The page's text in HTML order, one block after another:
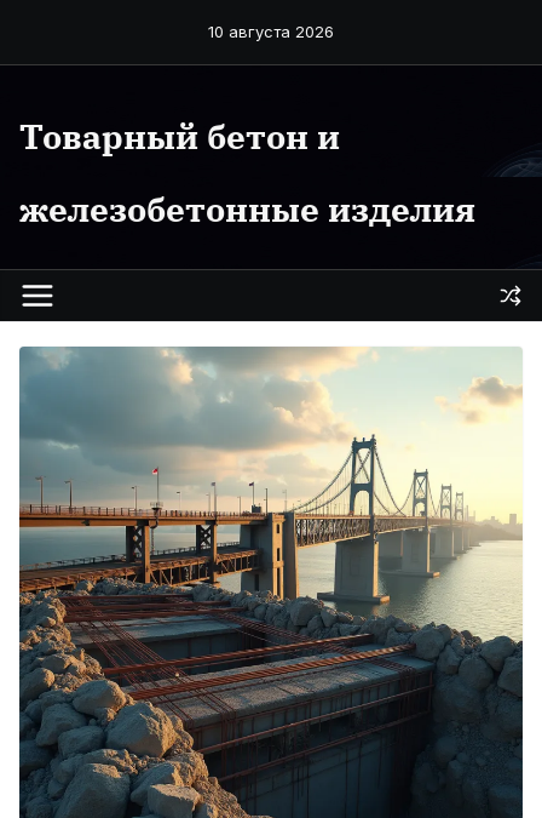
10 августа 2026
Товарный бетон и
железобетонные изделия